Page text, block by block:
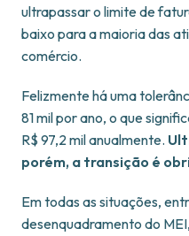
ultrapassar o limite de
baixo para a maioria das
comércio.
Felizmente há uma
81 mil por ano, o que
R$ 97,2 mil anualmente.
porém, a transição é
Em todas as situações,
desenquadramento do